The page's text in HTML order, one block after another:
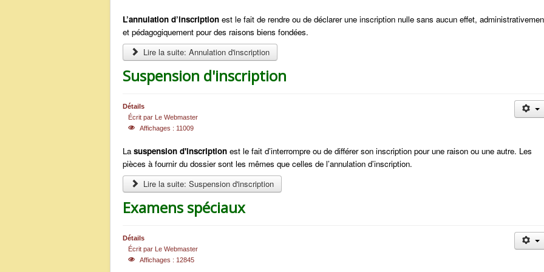
L’annulation d’inscription est le fait de rendre ou de déclarer une inscription nulle sans aucun effet,
et pédagogiquement pour des raisons biens fondées.
Lire la suite: Annulation d'inscription
Suspension d'inscription
Détails
Écrit par Le Webmaster
Affichages : 11009
Lasuspension d'inscription est le fait d’interrompre ou de différer son inscription pour une raison ou une autre. Les
pièces à fournir du dossier sont les mêmes que celles de l’annulation d’inscription.
Lire la suite: Suspension d'inscription
Examens spéciaux
Détails
Écrit par Le Webmaster
Affichages : 12845